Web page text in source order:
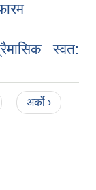
स्वत:
अर्को ›